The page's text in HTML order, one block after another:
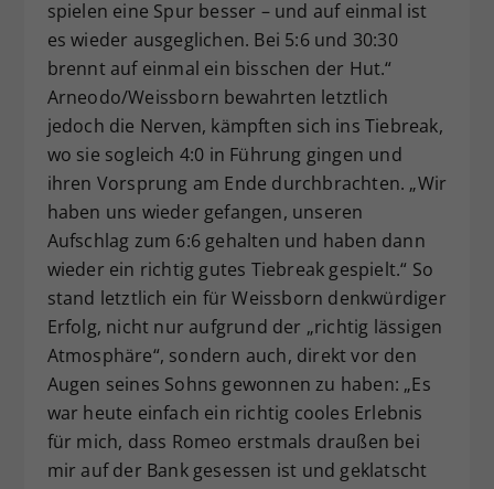
spielen eine Spur besser – und auf einmal ist
es wieder ausgeglichen. Bei 5:6 und 30:30
brennt auf einmal ein bisschen der Hut.“
Arneodo/Weissborn bewahrten letztlich
jedoch die Nerven, kämpften sich ins Tiebreak,
wo sie sogleich 4:0 in Führung gingen und
ihren Vorsprung am Ende durchbrachten. „Wir
haben uns wieder gefangen, unseren
Aufschlag zum 6:6 gehalten und haben dann
wieder ein richtig gutes Tiebreak gespielt.“ So
stand letztlich ein für Weissborn denkwürdiger
Erfolg, nicht nur aufgrund der „richtig lässigen
Atmosphäre“, sondern auch, direkt vor den
Augen seines Sohns gewonnen zu haben: „Es
war heute einfach ein richtig cooles Erlebnis
für mich, dass Romeo erstmals draußen bei
mir auf der Bank gesessen ist und geklatscht